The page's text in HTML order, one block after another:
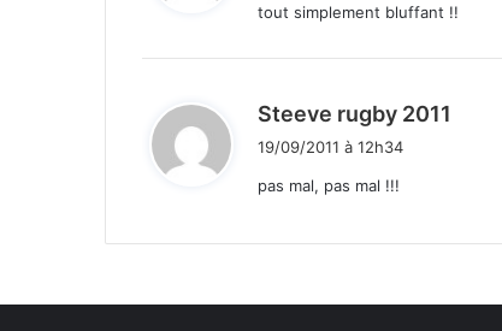
tout simplement bluffant !!
Steeve rugby 2011
19/09/2011 à 12h34
pas mal, pas mal !!!